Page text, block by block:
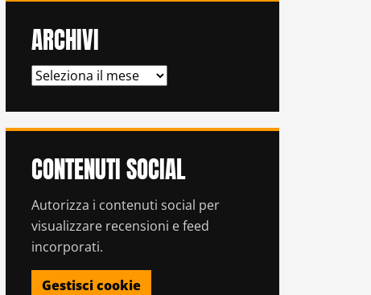
ARCHIVI
ARCHIVI
CONTENUTI SOCIAL
Autorizza i contenuti social per
visualizzare recensioni e feed
incorporati.
Gestisci cookie